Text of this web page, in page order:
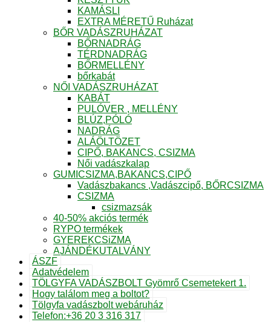
KAMÁSLI
EXTRA MÉRETŰ Ruházat
BŐR VADÁSZRUHÁZAT
BŐRNADRÁG
TÉRDNADRÁG
BŐRMELLÉNY
bőrkabát
NŐI VADÁSZRUHÁZAT
KABÁT
PULÓVER , MELLÉNY
BLÚZ,PÓLÓ
NADRÁG
ALÁÖLTÖZET
CIPŐ, BAKANCS, CSIZMA
Női vadászkalap
GUMICSIZMA,BAKANCS,CIPŐ
Vadászbakancs ,Vadászcipő, BŐRCSIZMA
CSIZMA
csizmazsák
40-50% akciós termék
RYPO termékek
GYEREKCSiZMA
AJÁNDÉKUTALVÁNY
ÁSZF
Adatvédelem
TÖLGYFA VADÁSZBOLT Gyömrő Csemetekert 1.
Hogy találom meg a boltot?
Tölgyfa vadászbolt webáruház
Telefon:+36 20 3 316 317